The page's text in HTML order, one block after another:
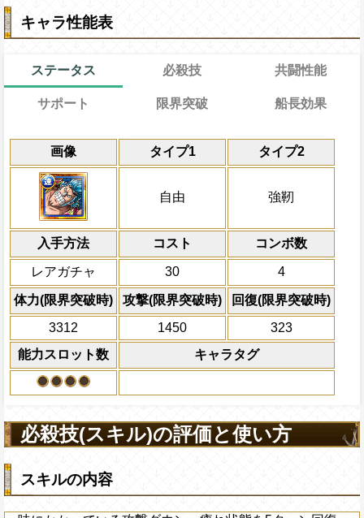
キャラ性能表
ステータス
画像 タイプ1 タイプ2
自由 強靭
入手方法 コスト コンボ数
レアガチャ 30 4
体力(限界突破時) 攻撃(限界突破時)
回復(限界突破時)
3312
1450
323
能力スロット数
キャラタグ
必殺技
通常 11→11ターン
限界突破
通常時
一味にかかっている攻撃ダウン・痺れ状
ン減らし、船長が力か速属性の時、1ター
常攻撃による属性相性の影響を1.75倍に
上限突破
共闘性能
共闘性能
船長効果
冒険開始時の必殺タ
にし、他の属性キャ
必殺技
ターン数：8
敵1体のHPを25%減
体力の上限を無視し
×30倍の全プレイヤー
(最大体力の2倍上限
えている時、体力満
になる)、全プレイヤ
果無効を2ターン回復
げる
サポート
効果
力属性から受けるダメージを4%減らし、
力の7%をサポート対象キャラの基礎攻撃
速属性
限界突破
習得する効果
自分は吹き飛ばされない
船効果無効状態を5ターン回復
PEFECTならば70%の確率でダメー
船長効果
速と力属性の攻撃を2.75倍にする
Lv上限突破
必殺技(スキル)の評価と使い方
スキルの内容